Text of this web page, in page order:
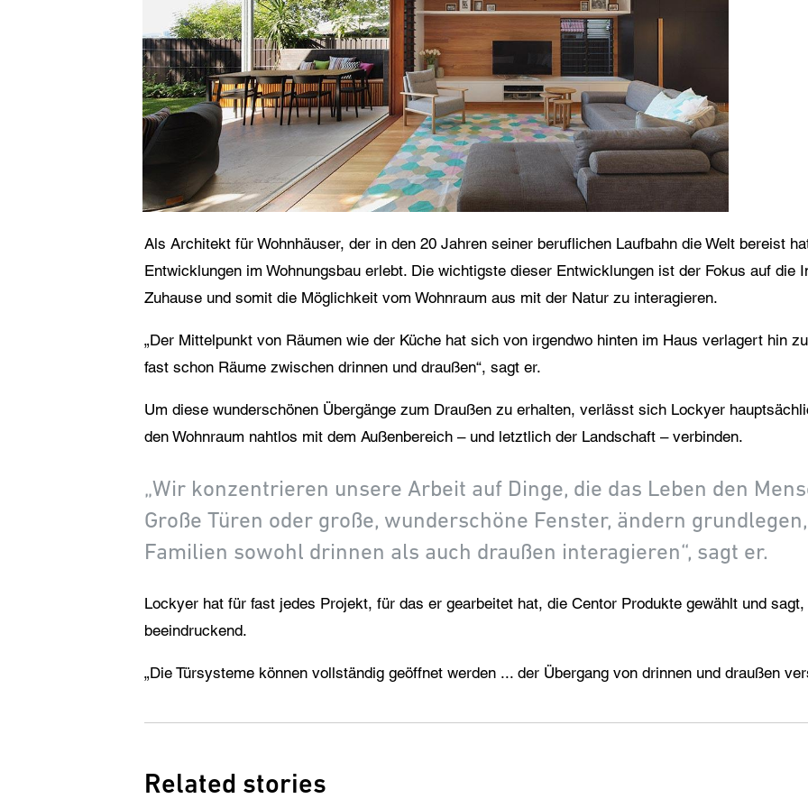
Als Architekt für Wohnhäuser, der in den 20 Jahren seiner beruflichen Laufbahn die Welt bereist
Entwicklungen im Wohnungsbau erlebt. Die wichtigste dieser Entwicklungen ist der Fokus auf die
Zuhause und somit die Möglichkeit vom Wohnraum aus mit der Natur zu interagieren.
„Der Mittelpunkt von Räumen wie der Küche hat sich von irgendwo hinten im Haus verlagert hin
fast schon Räume zwischen drinnen und draußen“, sagt er.
Um diese wunderschönen Übergänge zum Draußen zu erhalten, verlässt sich Lockyer
den Wohnraum nahtlos mit dem Außenbereich – und letztlich der Landschaft – verbinden.
„Wir konzentrieren unsere Arbeit auf Dinge, die das Leben den
Große Türen oder große, wunderschöne Fenster, ändern
Familien sowohl drinnen als auch draußen interagieren“, sagt er.
Lockyer hat für fast jedes Projekt, für das er gearbeitet hat, die Centor Produkte gewählt und
beeindruckend.
„Die Türsysteme können vollständig geöffnet werden ... der Übergang von drinnen und draußen
Related stories
Datenschutzerklärung
Ich stimme der Weiterleitung meiner personenbezogenen Daten in den obigen
an den nächstgelegenen Centor Händler oder an einen zuständigen Centor
welcher mich in Bezug auf das Anliegen meiner Anfrage kontaktieren wird.
Die Nutzung Ihrer personenbezogenen Daten entspricht den aktuelle